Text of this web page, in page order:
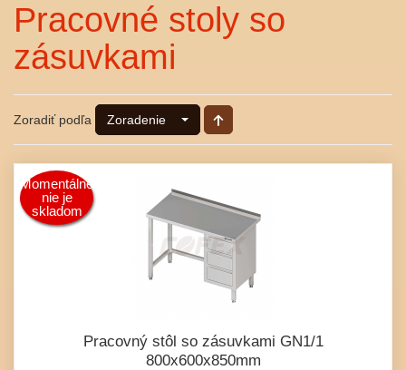
Pracovné stoly so
zásuvkami
Zoradiť podľa Zoradenie
Momentálne
nie je
skladom
Pracovný stôl so zásuvkami GN1/1
800x600x850mm